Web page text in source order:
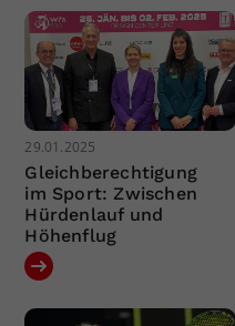
29.01.2025
Gleichberechtigung
im Sport: Zwischen
Hürdenlauf und
Höhenflug